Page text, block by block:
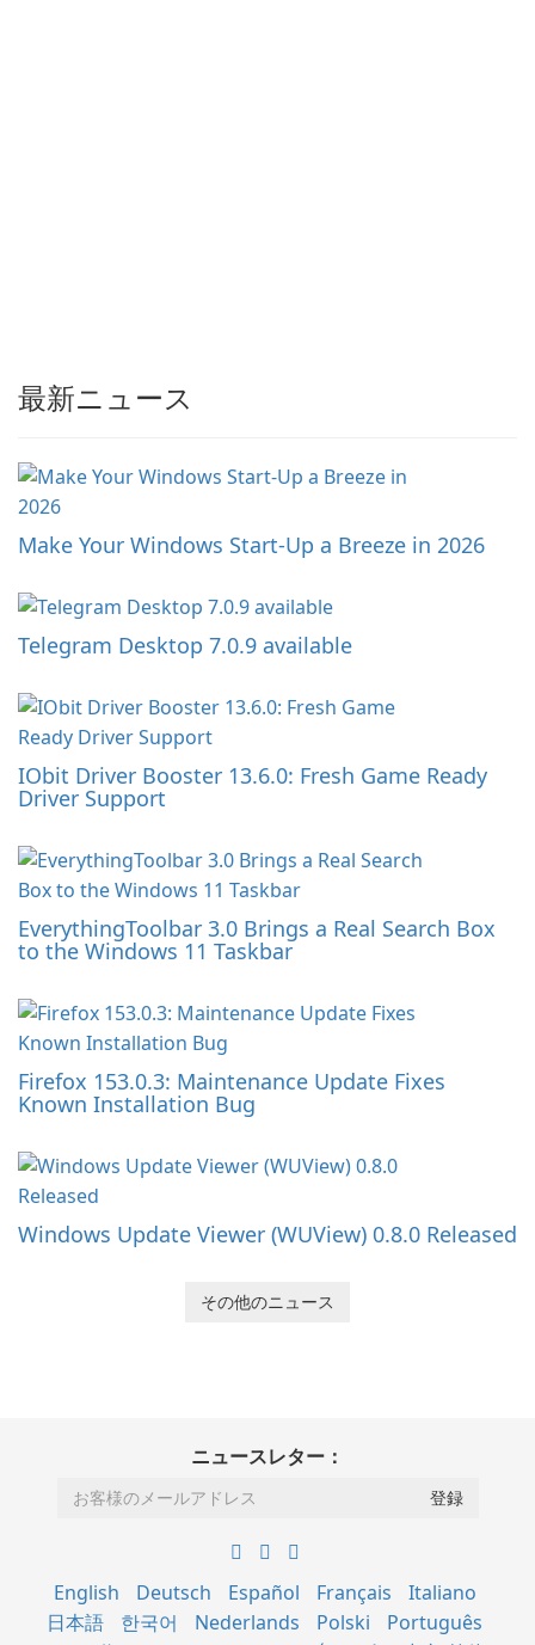
最新ニュース
Make Your Windows Start-Up a Breeze in 2026
Telegram Desktop 7.0.9 available
IObit Driver Booster 13.6.0: Fresh Game Ready
Driver Support
EverythingToolbar 3.0 Brings a Real Search Box
to the Windows 11 Taskbar
Firefox 153.0.3: Maintenance Update Fixes
Known Installation Bug
Windows Update Viewer (WUView) 0.8.0 Released
その他のニュース
ニュースレター：
English Deutsch Español Français
Italiano
日本語
한국어 Nederlands Polski
Português